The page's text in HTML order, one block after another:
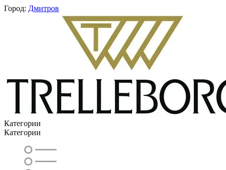
Город: Дмитров
Категории
Категории